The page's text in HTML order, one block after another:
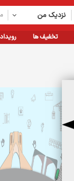
نزدیک من
تخفیف ها